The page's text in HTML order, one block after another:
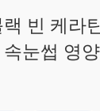
빈 케라
눈썹 영